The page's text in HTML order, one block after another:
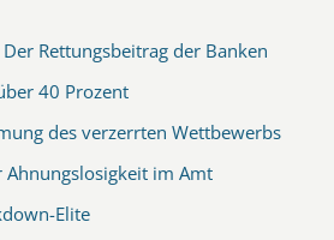
Rettungsbeitrag der Banken
40 Prozent
des verzerrten Wettbewerbs
im Amt
Elite